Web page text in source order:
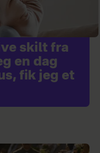
skilt fra
en dag
fik jeg et